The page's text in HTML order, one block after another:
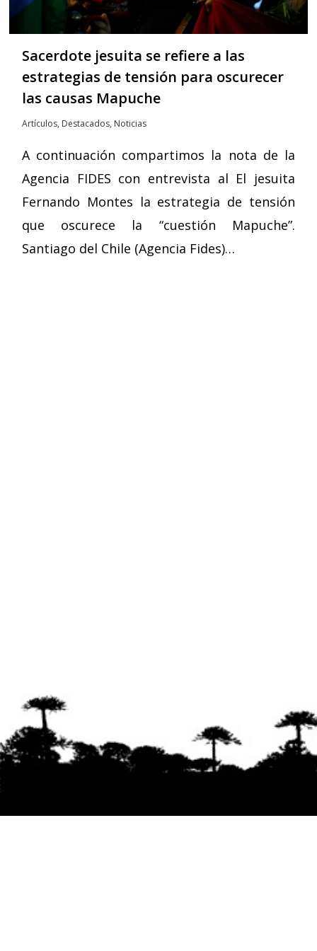
Sacerdote jesuita se refiere a las
estrategias de tensión para oscurecer
las causas Mapuche
Artículos, Destacados, Noticias
A continuación compartimos la nota de la
Agencia FIDES con entrevista al El jesuita
Fernando Montes la estrategia de tensión
que oscurece la “cuestión Mapuche”.
Santiago del Chile (Agencia Fides)…